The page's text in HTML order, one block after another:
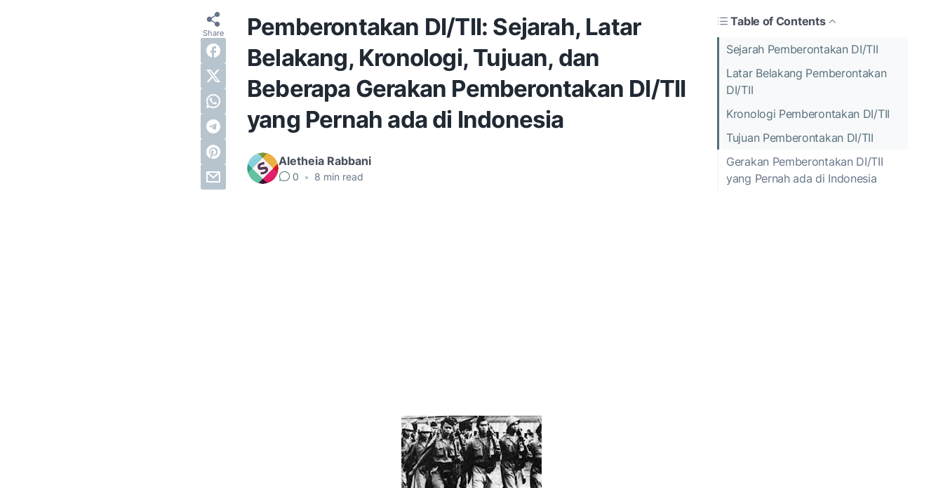
Pemberontakan DI/TII: Sejarah, Latar
Belakang, Kronologi, Tujuan, dan
Beberapa Gerakan Pemberontakan DI/TII
yang Pernah ada di Indonesia
Aletheia Rabbani
0 • 8 min read
Table of Contents
Sejarah Pemberontakan DI/TII
Latar Belakang Pemberontakan
DI/TII
Kronologi Pemberontakan DI/TII
Tujuan Pemberontakan DI/TII
Gerakan Pemberontakan DI/TII
yang Pernah ada di Indonesia